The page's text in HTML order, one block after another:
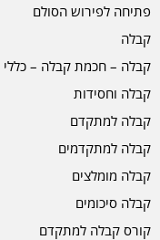
פתיחה לפירוש הסולם
קבלה
קבלה – חכמת קבלה – כללי
קבלה וחסידות
קבלה למתקדם
קבלה למתקדמים
קבלה מומלצים
קבלה סיכומים
קורס קבלה למתקדם